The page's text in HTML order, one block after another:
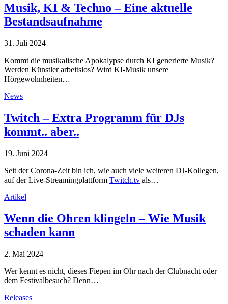
Musik, KI & Techno – Eine aktuelle
Bestandsaufnahme
31. Juli 2024
Kommt die musikalische Apokalypse durch KI generierte Musik?
Werden Künstler arbeitslos? Wird KI-Musik unsere
Hörgewohnheiten…
News
Twitch – Extra Programm für DJs
kommt.. aber..
19. Juni 2024
Seit der Corona-Zeit bin ich, wie auch viele weiteren DJ-Kollegen,
auf der Live-Streamingplattform Twitch.tv als…
Artikel
Wenn die Ohren klingeln – Wie Musik
schaden kann
2. Mai 2024
Wer kennt es nicht, dieses Fiepen im Ohr nach der Clubnacht oder
dem Festivalbesuch? Denn…
Releases